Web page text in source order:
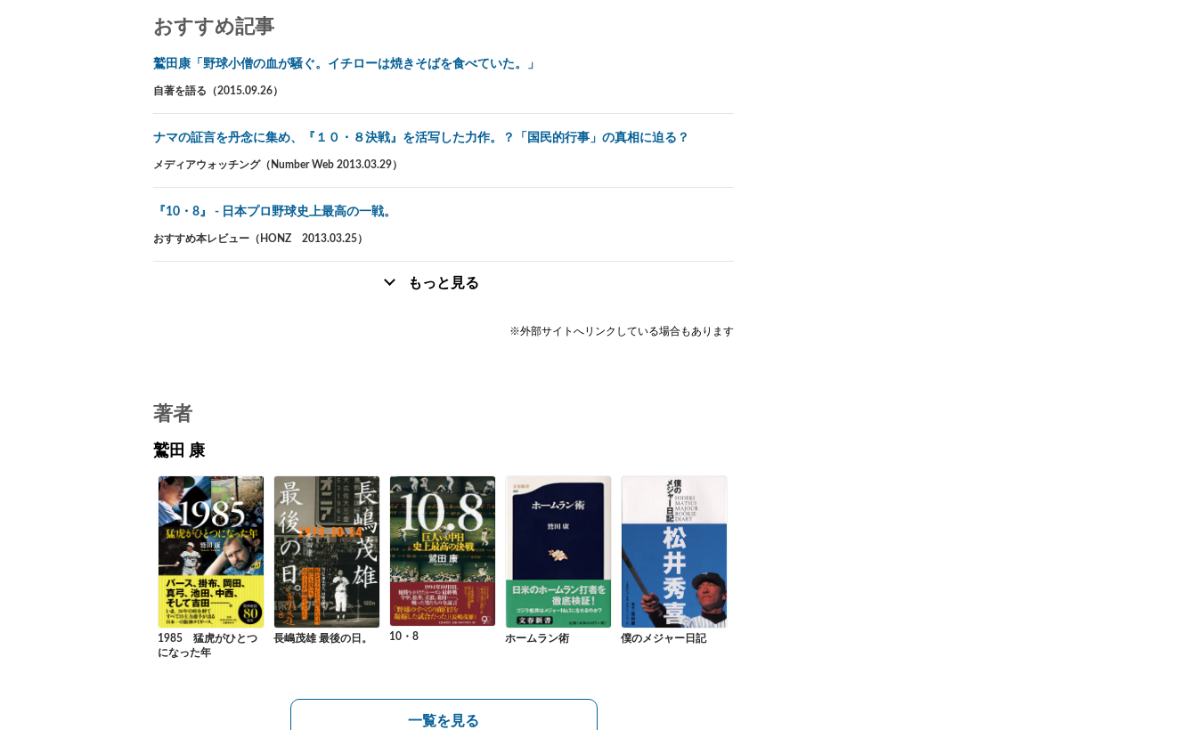
おすすめ記事
鷲田康「野球小僧の血が騒ぐ。イチローは焼きそばを食べていた。」
自著を語る（2015.09.26）
ナマの証言を丹念に集め、『１０・８決戦』を活写した力作。？「国民的行事」の真相に迫る？
メディアウォッチング（Number Web 2013.03.29）
『10・8』 - 日本プロ野球史上最高の一戦。
おすすめ本レビュー（HONZ 2013.03.25）
もっと見る
※外部サイトへリンクしている場合もあります
著者
鷲田 康
1985 猛虎がひとつ
になった年
長嶋茂雄 最後の日。 10・8 ホームラン術 僕のメジャー日記
一覧を見る